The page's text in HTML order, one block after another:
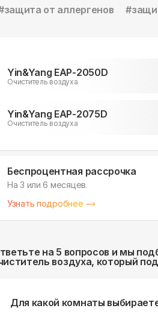
защита от аллергенов #
Yin&Yang EAP-2050D
Очиститель воздуха
Yin&Yang EAP-2075D
Очиститель воздуха
Беспроцентная рассрочка
На 3 или 6 месяцев.
Узнать подробнее
на 5 вопросов и мы
воздуха, который
Для какой комнаты